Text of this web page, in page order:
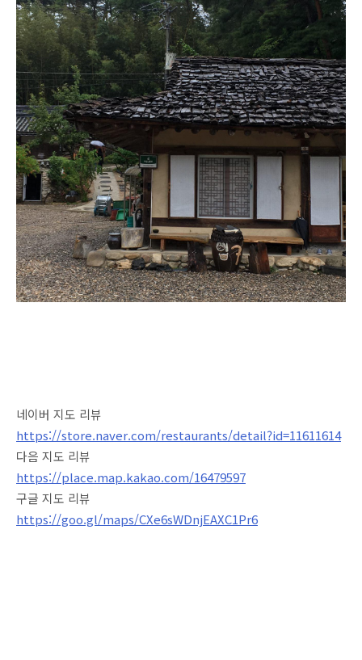
네이버 지도 리뷰
https://store.naver.com/restaurants/detail?id=11611614
다음 지도 리뷰
https://place.map.kakao.com/16479597
구글 지도 리뷰
https://goo.gl/maps/CXe6sWDnjEAXC1Pr6